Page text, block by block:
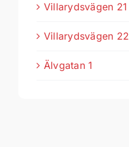
Villarydsvägen 21
Villarydsvägen 22
Älvgatan 1